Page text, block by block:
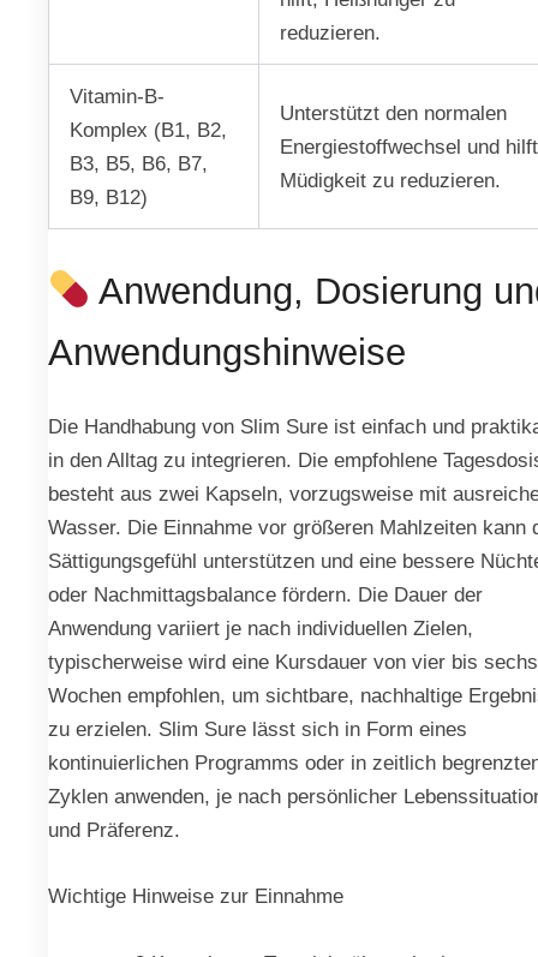
reduzieren.
Vitamin-B-
Komplex (B1, B2,
B3, B5, B6, B7,
B9, B12)
Unterstützt den normalen
Energiestoffwechsel und
Müdigkeit zu reduzieren.
Anwendung, Dosierung
Anwendungshinweise
Die Handhabung von Slim Sure ist einfach und
in den Alltag zu integrieren. Die empfohlene
besteht aus zwei Kapseln, vorzugsweise mit
Wasser. Die Einnahme vor größeren Mahlzeiten kann
Sättigungsgefühl unterstützen und eine bessere
oder Nachmittagsbalance fördern. Die Dauer der
Anwendung variiert je nach individuellen Zielen,
typischerweise wird eine Kursdauer von vier bis sechs
Wochen empfohlen, um sichtbare, nachhaltige
zu erzielen. Slim Sure lässt sich in Form eines
kontinuierlichen Programms oder in zeitlich
Zyklen anwenden, je nach persönlicher
und Präferenz.
Wichtige Hinweise zur Einnahme